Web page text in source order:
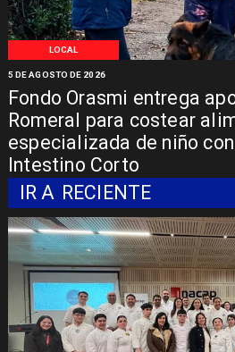
LOCAL
Fondo Orasmi entrega
Romeral para costear
especializada de niño
Intestino Corto
5 DE AGOSTO DE 2026
IR A RECIENTE